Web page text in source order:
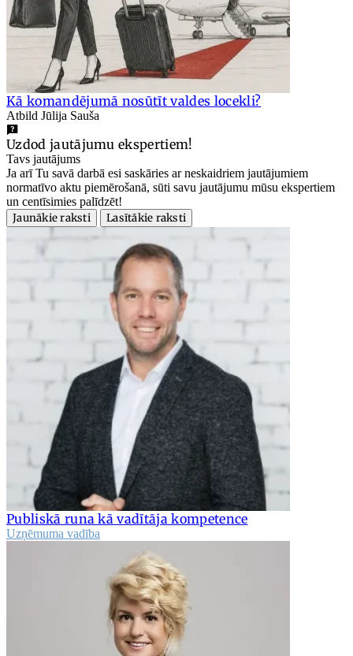
Kā komandējumā nosūtīt valdes locekli?
Atbild Jūlija Sauša
Uzdod jautājumu ekspertiem!
Tavs jautājums
Ja arī Tu savā darbā esi saskāries ar neskaidriem jautājumiem
normatīvo aktu piemērošanā, sūti savu jautājumu mūsu ekspertiem
un centīsimies palīdzēt!
Jaunākie raksti
Lasītākie raksti
Publiskā runa kā vadītāja kompetence
Uzņēmuma vadība